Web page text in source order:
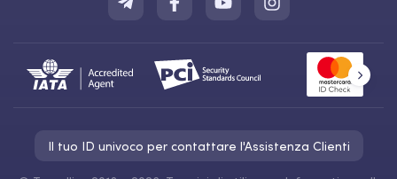
Il tuo ID univoco per contattare l'Assistenza Clienti